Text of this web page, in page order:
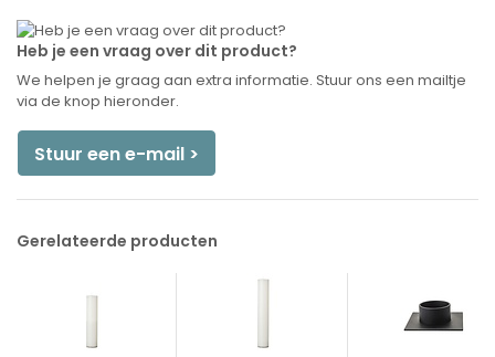
Heb je een vraag over dit product?
We helpen je graag aan extra informatie. Stuur ons een mailtje
via de knop hieronder.
Stuur een e-mail >
Gerelateerde producten